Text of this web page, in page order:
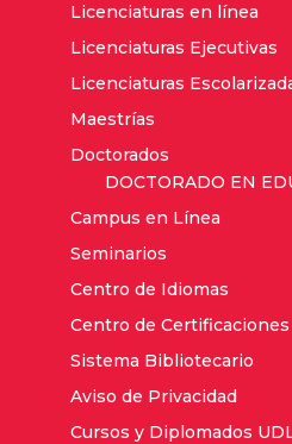
Licenciaturas en línea
Licenciaturas Ejecutivas
Licenciaturas
Maestrías
Doctorados
DOCTORADO EN
Campus en Línea
Seminarios
Centro de Idiomas
Centro de
Sistema Bibliotecario
Aviso de Privacidad
Cursos y Diplomados